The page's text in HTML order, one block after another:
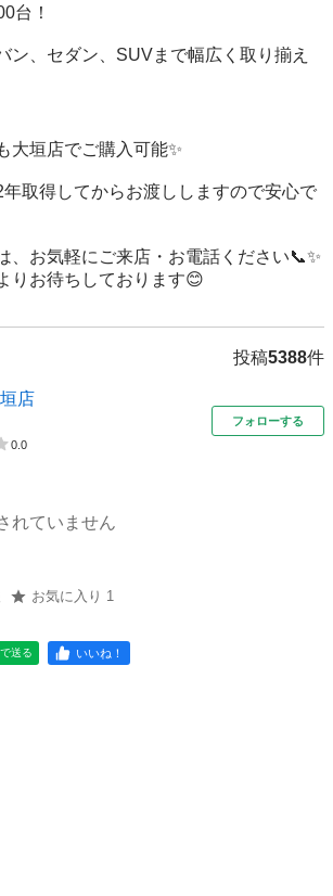
台！
ン、セダン、SUVまで幅広く取り揃え
大垣店でご購入可能✨
取得してからお渡ししますので安心で
、お気軽にご来店・お電話ください📞✨
りお待ちしております😊
投稿5388件
店
0.0
フォローする
れていません
お気に入り 1
送る いいね！